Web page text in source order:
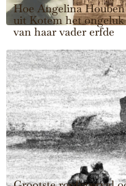
Hoe Angelina Houben
uit Kotem het ongeluk
van haar vader erfde